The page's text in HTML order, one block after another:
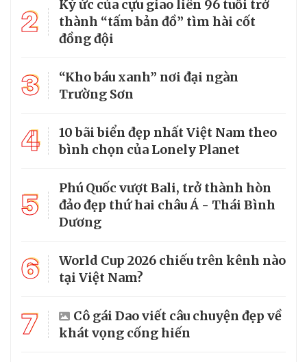
2
Ký ức của cựu giao liên 96 tuổi trở
thành “tấm bản đồ” tìm hài cốt
đồng đội
3
“Kho báu xanh” nơi đại ngàn
Trường Sơn
4
10 bãi biển đẹp nhất Việt Nam theo
bình chọn của Lonely Planet
5
Phú Quốc vượt Bali, trở thành hòn
đảo đẹp thứ hai châu Á - Thái Bình
Dương
6
World Cup 2026 chiếu trên kênh nào
tại Việt Nam?
7
Cô gái Dao viết câu chuyện đẹp về
khát vọng cống hiến